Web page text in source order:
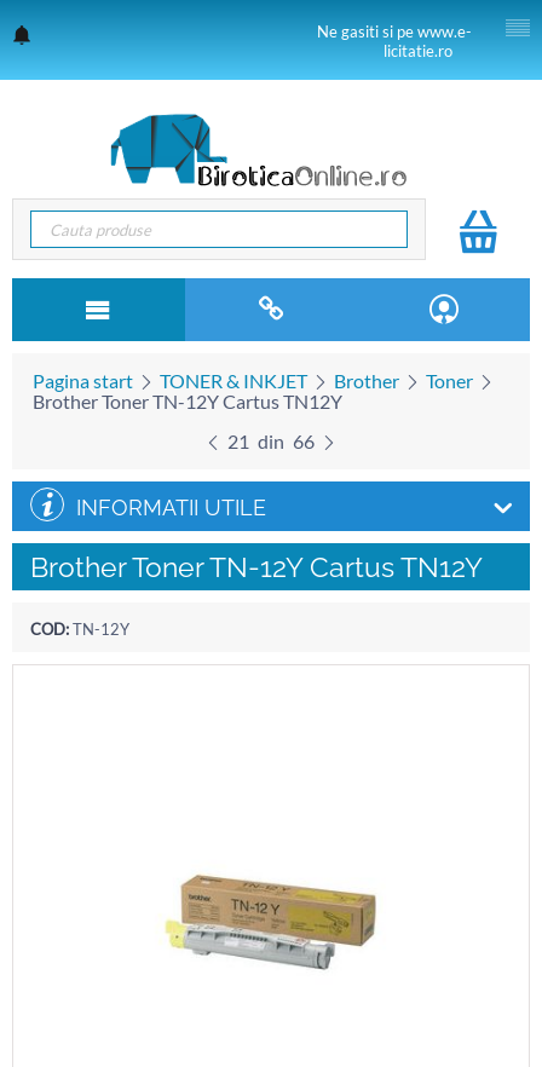
Ne gasiti si pe www.e-
licitatie.ro
Pagina start TONER & INKJET Brother
Toner
Brother Toner TN-12Y Cartus TN12Y
21 din 66
INFORMATII UTILE
Brother Toner TN-12Y Cartus TN12Y
COD:TN-12Y